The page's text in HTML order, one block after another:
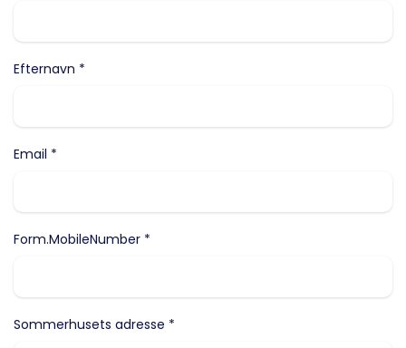
Efternavn *
Email *
Form.MobileNumber *
Sommerhusets adresse *